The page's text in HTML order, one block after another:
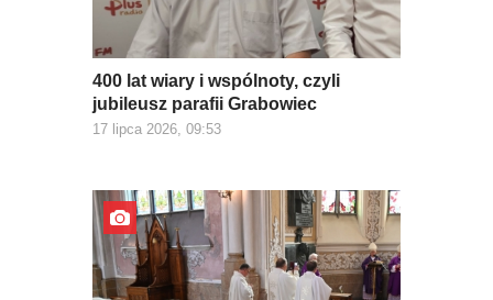
400 lat wiary i wspólnoty, czyli
jubileusz parafii Grabowiec
17 lipca 2026, 09:53